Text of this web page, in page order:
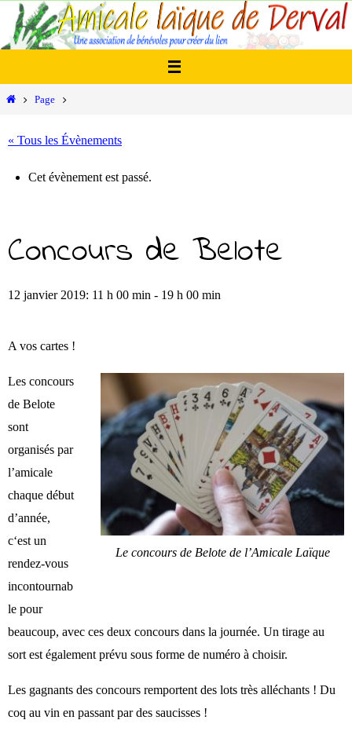
Passer
vers
HomePage
« Tous les Évènements
Cet évènement est passé.
Concours de Belote
12 janvier 2019: 11 h 00 min - 19 h 00 min
A vos cartes !
Le concours de Belote de l’Amicale Laïque
Les concours
de Belote
sont
organisés par
l’amicale
chaque début
d’année,
c‘est un
rendez-vous
incontournab
le pour
beaucoup, avec ces deux concours dans la journée. Un tirage au
sort est également prévu sous forme de numéro à choisir.
Les gagnants des concours remportent des lots très alléchants ! Du
coq au vin en passant par des saucisses !